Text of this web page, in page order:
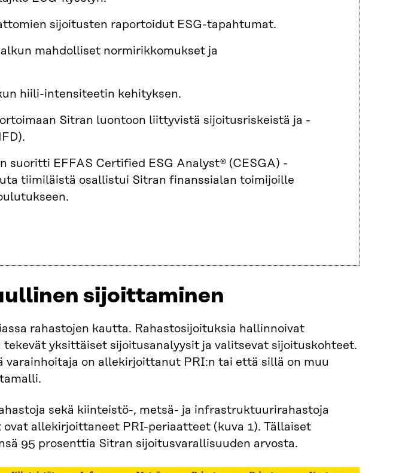
sijoitusten raportoidut ESG-tapahtumat.
mahdolliset normirikkomukset ja
hiili-intensiteetin kehityksen.
Sitran luontoon liittyvistä sijoitusriskeistä ja -
suoritti EFFAS Certified ESG Analyst® (CESGA) -
tiimiläistä osallistui Sitran finanssialan toimijoille
sijoittaminen
rahastojen kautta. Rahastosijoituksia hallinnoivat
yksittäiset sijoitusanalyysit ja valitsevat sijoituskohteet.
varainhoitaja on allekirjoittanut PRI:n tai että sillä on muu
sekä kiinteistö-, metsä- ja infrastruktuurirahastoja
allekirjoittaneet PRI-periaatteet (kuva 1). Tällaiset
95 prosenttia Sitran sijoitusvarallisuuden arvosta.